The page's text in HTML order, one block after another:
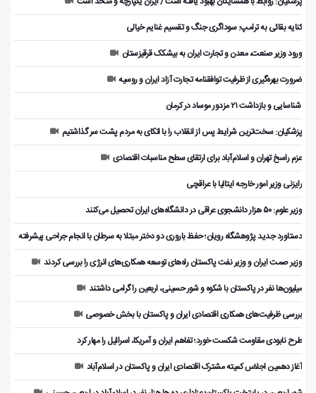
کنایه بقائی به ترامپ: سوداگری جنگ و تقسیم غنایم خیالی
ورود وزیر صنعت، معدن و تجارت ایران به بیشکک قرقیزستان
ضرورت بهره‌گیری از ظرفیت توافقنامه تجارت آزاد ایران و روسیه
️ شناسایی و بازداشت ۲۱ مزدور موساد در کرمان
پزشکیان: سخت‌ترین شرایط پس از انقلاب را با اتکای به مردم پشت سر گذاشتیم
عزم راسخ تهران و اسلام‌آباد برای ارتقای سطح مناسبات اقتصادی
رایزنی وزیر امور خارجه ایتالیا با عراقچی
وزیر علوم: ۵۰ هزار دانشجوی عراقی در دانشگاه‌های ایران تحصیل می‌کنند
دستاورد جدید پژوهشگاه رویان؛ حفظ باروری دو دختر مبتلا به سرطان با انجام جراحی پیشرفته
وزیر صمت ایران و وزیر نفت پاکستان راه‌های توسعه همکاری‌های انرژی را بررسی کردند
میلیون‌ها نفر در پاکستان با شکوه و شور حسینی، اربعین را گرامی داشتند
بررسی ظرفیت‌های همکاری اقتصادی ایران و پاکستان با بخش خصوصی
طرح نابودی مقاومت شکست خورد؛ تفاهم ایران و آمریکا، اسرائیل را مهار کرد
آغاز دهمین اجلاس کمیته مشترک اقتصادی ایران و پاکستان در اسلام‌آباد